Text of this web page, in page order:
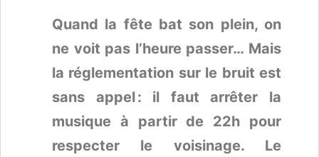
Quand la fête bat son plein, on
ne voit pas l’heure passer… Mais
la réglementation sur le bruit est
sans appel : il faut arrêter la
musique à partir de 22h pour
respecter le voisinage. Le